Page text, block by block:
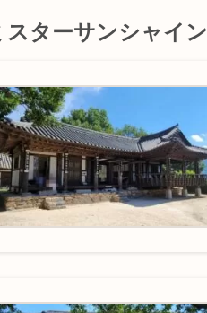
スターサンシャイン